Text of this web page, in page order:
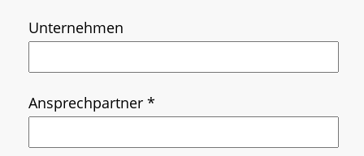
Unternehmen
Ansprechpartner *